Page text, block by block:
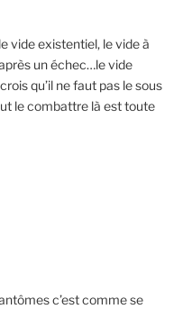
vide existentiel, le vide à
un échec…le vide
qu’il ne faut pas le sous
le combattre là est toute
c’est comme se